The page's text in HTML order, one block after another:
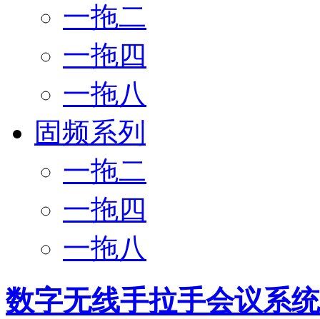
一拖二
一拖四
一拖八
固频系列
一拖二
一拖四
一拖八
数字无线手拉手会议系统